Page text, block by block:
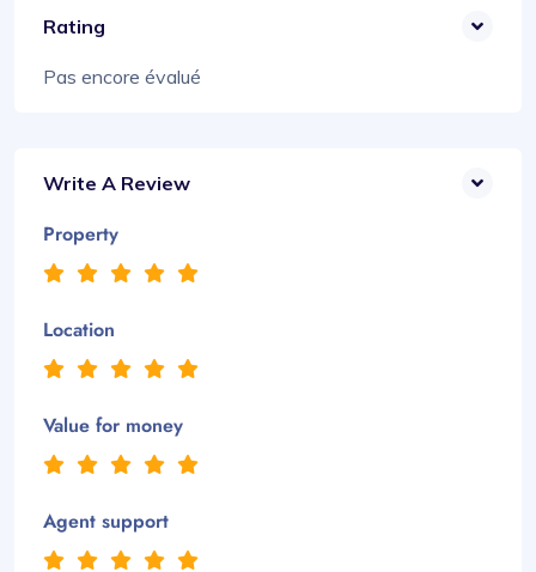
Rating
Pas encore évalué
Write A Review
Property
Location
Value for money
Agent support